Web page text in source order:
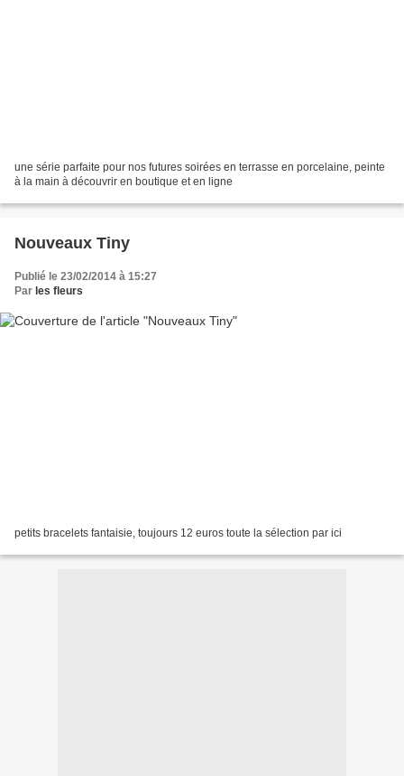
une série parfaite pour nos futures soirées en terrasse en porcelaine, peinte
à la main à découvrir en boutique et en ligne
Nouveaux Tiny
Publié le 23/02/2014 à 15:27
Par les fleurs
petits bracelets fantaisie, toujours 12 euros toute la sélection par ici